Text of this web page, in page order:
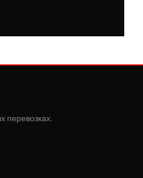
перевозках.